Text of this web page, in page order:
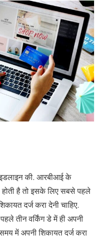
की. आरबीआई के
है तो इसके लिए सबसे पहले
दर्ज करा देनी चाहिए.
तीन वर्किंग डे में ही अपनी
में अपनी शिकायत दर्ज करा